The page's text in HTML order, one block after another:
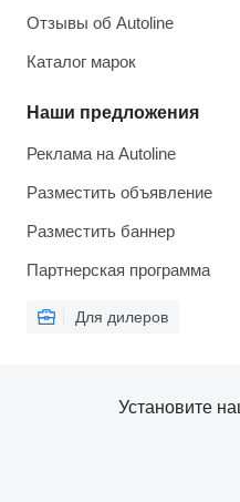
Отзывы об Autoline
Каталог марок
Наши предложения
Реклама на Autoline
Разместить объявление
Разместить баннер
Партнерская программа
Для дилеров
Установите